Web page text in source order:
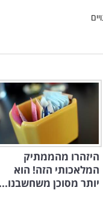
היזהרו מהממתיק
המלאכותי הזה! הוא
יותר מסוכן משחשבנו...